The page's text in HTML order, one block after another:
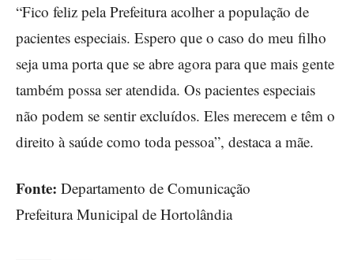
“Fico feliz pela Prefeitura acolher a população de
pacientes especiais. Espero que o caso do meu filho
seja uma porta que se abre agora para que mais gente
também possa ser atendida. Os pacientes especiais
não podem se sentir excluídos. Eles merecem e têm o
direito à saúde como toda pessoa”, destaca a mãe.
Fonte: Departamento de Comunicação
Prefeitura Municipal de Hortolândia